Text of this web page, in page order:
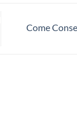
Come